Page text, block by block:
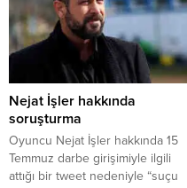
belirterek, projenin mayıs ayında
tamamlanmasının hedeflendiğini
açıkladı. Bakanlıktan verilen
bilgiye göre Ataoğlu, limanda
süren ahşap iskele yenileme
çalışmalarını yerinde inceledi.
İnceleme sonrası yaptığı
açıklamada, Girne Antik Limanı’nın
ülkenin en...
Nejat İşler hakkında
soruşturma
Oyuncu Nejat İşler hakkında 15
Temmuz darbe girişimiyle ilgili
attığı bir tweet nedeniyle “suçu